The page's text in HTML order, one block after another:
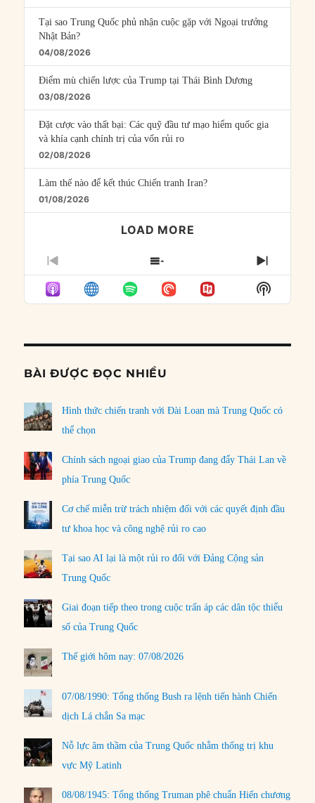
Tại sao Trung Quốc phủ nhận cuộc gặp với Ngoại trưởng
Nhật Bản?
04/08/2026
Điểm mù chiến lược của Trump tại Thái Bình Dương
03/08/2026
Đặt cược vào thất bại: Các quỹ đầu tư mạo hiểm quốc gia
và khía cạnh chính trị của vốn rủi ro
02/08/2026
Làm thế nào để kết thúc Chiến tranh Iran?
01/08/2026
LOAD MORE
PREVIOUS
EPISODE
SHOW
EPISODES
LIST
NEXT
Show
Podcast
BÀI ĐƯỢC ĐỌC NHIỀU
Hình thức chiến tranh với Đài Loan mà Trung Quốc có
thể chọn
Chính sách ngoại giao của Trump đang đẩy Thái Lan về
phía Trung Quốc
Cơ chế miễn trừ trách nhiệm đối với các quyết định đầu
tư khoa học và công nghệ rủi ro cao
Tại sao AI lại là một rủi ro đối với Đảng Cộng sản
Trung Quốc
Giai đoạn tiếp theo trong cuộc trấn áp các dân tộc thiểu
số của Trung Quốc
Thế giới hôm nay: 07/08/2026
07/08/1990: Tổng thống Bush ra lệnh tiến hành Chiến
dịch Lá chắn Sa mạc
Nỗ lực âm thầm của Trung Quốc nhằm thống trị khu
vực Mỹ Latinh
08/08/1945: Tổng thống Truman phê chuẩn Hiến chương